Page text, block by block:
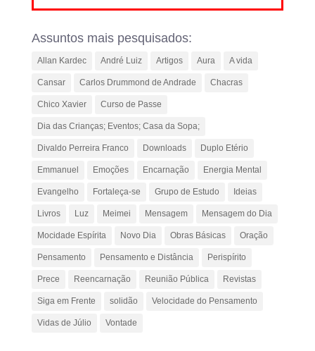
Assuntos mais pesquisados:
Allan Kardec André Luiz Artigos Aura A vida
Cansar Carlos Drummond de Andrade Chacras
Chico Xavier Curso de Passe
Dia das Crianças; Eventos; Casa da Sopa;
Divaldo Perreira Franco Downloads Duplo Etério
Emmanuel Emoções Encarnação Energia Mental
Evangelho Fortaleça-se Grupo de Estudo Ideias
Livros Luz Meimei Mensagem Mensagem do Dia
Mocidade Espírita Novo Dia Obras Básicas Oração
Pensamento Pensamento e Distância Perispírito
Prece Reencarnação Reunião Pública Revistas
Siga em Frente solidão Velocidade do Pensamento
Vidas de Júlio Vontade